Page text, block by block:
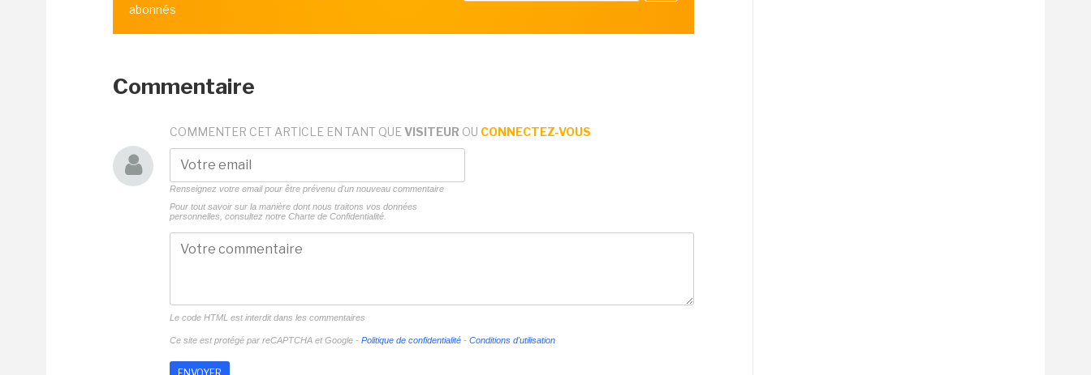
abonnés
Commentaire
COMMENTER CET ARTICLE EN TANT QUE VISITEUR OU CONNECTEZ-VOUS
Renseignez votre email pour être prévenu d'un nouveau commentaire
Pour tout savoir sur la manière dont nous traitons vos données
personnelles, consultez notre Charte de Confidentialité.
Le code HTML est interdit dans les commentaires
Ce site est protégé par reCAPTCHA et Google - Politique de confidentialité - Conditions d'utilisation